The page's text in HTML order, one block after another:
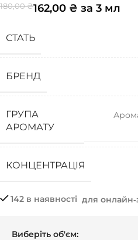
180,00₴162,00 ₴ за 3 мл
СТАТЬ
БРЕНД
ГРУПА
АРОМАТУ
КОНЦЕНТРАЦІЯ
142 в наявності для
Виберіть об'єм: